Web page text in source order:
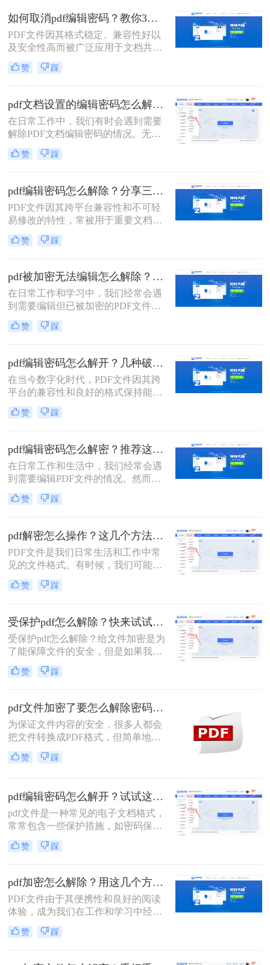
PDF密码的需求确实存在。那么pdf编
辑需要密码怎么破解呢？
如何取消pdf编辑密码？教你3个解密方法！
PDF文件因其格式稳定、兼容性好以
及安全性高而被广泛应用于文档共享
和存储。然而，有时我们可能需要取
消PDF文件的编辑密码，以便进行进
编辑密码呢？本文将介绍三种取消
PDF编辑密码的方法。
赞 踩
pdf文档设置的编辑密码怎么解除？分享二种常用解除方式！
在日常工作中，我们有时会遇到需要
解除PDF文档编辑密码的情况。无论
是为了方便查阅还是为了进一步编
辑，了解如何安全有效地解除PDF文
文档设置的编辑密码怎么解除呢？本
文将介绍两种常见的解除PDF文档编
辑密码的方法，并提供相应的推荐工
具及操作步骤。
赞 踩
pdf编辑密码怎么解除？分享三种实用方法！
PDF文件因其跨平台兼容性和不可轻
易修改的特性，常被用于重要文档的
存储和传输。然而，当PDF文件被设
置了编辑密码时，我们就需要采取一
么pdf编辑密码怎么解除呢？本文将介
绍三种解除PDF编辑密码的方法。
赞 踩
pdf被加密无法编辑怎么解除？教你4招轻松摆平！
在日常工作和学习中，我们经常会遇
到需要编辑但已被加密的PDF文件。
这些加密措施通常是为了保护文件的
机密性和完整性，但在某些情况下，
详细介绍如pdf被加密无法编辑怎么解
除，并提供一系列实用的步骤和策
略。
赞 踩
pdf编辑密码怎么解开？几种破解方法来试试看！
在当今数字化时代，PDF文件因其跨
平台的兼容性和良好的格式保持能力
而广泛应用于各个领域。然而，有时
我们会遇到一些带有编辑限制的PDF
以防止未经授权的修改。那么pdf编辑
密码怎么解开呢？本文将介绍几种解
开PDF编辑密码的有效方法，帮助您
轻松应对这一挑战。
赞 踩
pdf编辑密码怎么解密？推荐这三种PDF解码方法！
在日常工作和生活中，我们经常会遇
到需要编辑PDF文件的情况。然而，
有些PDF文件会设置密码保护，限制
了我们对其内容的修改和编辑。那
为您介绍几种常见的解密方法，让您
轻松应对这一问题。
赞 踩
pdf解密怎么操作？这几个方法可以试一试！
PDF文件是我们日常生活和工作中常
见的文件格式。有时候，我们可能会
遇到一些加密的PDF文件，这给我们
的阅读和编辑带来了一些困扰。那
介绍解密PDF文件的几种方法，帮助
你轻松解锁你的文件。
赞 踩
受保护pdf怎么解除？快来试试这三种方法！
受保护pdf怎么解除？给文件加密是为
了能保障文件的安全，但是如果我们
需要快速打开一些PDF文件的话，必
须先将文件解密，但是想顺利解除
业的工具的，今天给大家分享PDF解
密方法。
赞 踩
pdf文件加密了要怎么解除密码？教你2个PDF解密方法
为保证文件内容的安全，很多人都会
把文件转换成PDF格式，但简单地将
PDF格式转换成PDF格式是不够的，
所以还会在文件上加一个“锁”，想要
流程，下面就来给大家详细的讲解一
下吧。
赞 踩
pdf编辑密码怎么解开？试试这三种解除方法！
pdf文件是一种常见的电子文档格式，
常常包含一些保护措施，如密码保护
和权限设置。这些保护措施可以确保
只有授权用户才能访问或编辑文件，
而，有时可能需要解除这些保护措施
以便进行更广泛的操作。那么pdf编辑
密码怎么解开​呢？以下是一些常见的
解密方法。
赞 踩
pdf加密怎么解除？用这几个方法1秒立即解密！
PDF文件由于其便携性和良好的阅读
体验，成为我们在工作和学习中经常
使用的文件格式之一。然而，当遇到
加密的PDF文件时，我们可能无法直
细介绍PDF加密怎么解除，帮助您轻
赞 踩